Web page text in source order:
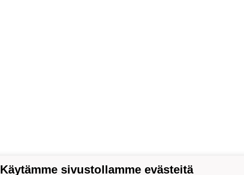
Käytämme sivustollamme evästeitä